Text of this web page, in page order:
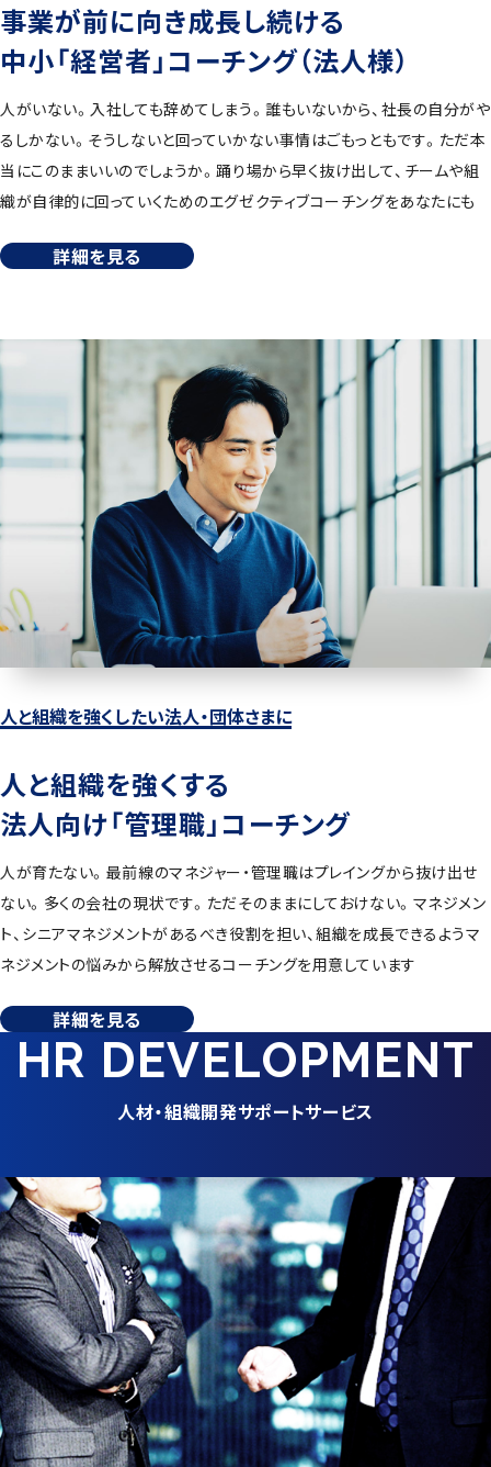
事業が前に向き成長し続ける
中小「経営者」コーチング（法人様）
人がいない。入社しても辞めてしまう。誰もいないから、社長の自分がや
るしかない。そうしないと回っていかない事情はごもっともです。ただ本
当にこのままいいのでしょうか。踊り場から早く抜け出して、チームや組
織が自律的に回っていくためのエグゼクティブコーチングをあなたにも
詳細を見る
人と組織を強くしたい法人・団体さまに
人と組織を強くする
法人向け「管理職」コーチング
人が育たない。最前線のマネジャー・管理職はプレイングから抜け出せ
ない。多くの会社の現状です。ただそのままにしておけない。マネジメン
ト、シニアマネジメントがあるべき役割を担い、組織を成長できるようマ
ネジメントの悩みから解放させるコーチングを用意しています
詳細を見る
HR DEVELOP­MENT
人材・組織開発サポートサービス